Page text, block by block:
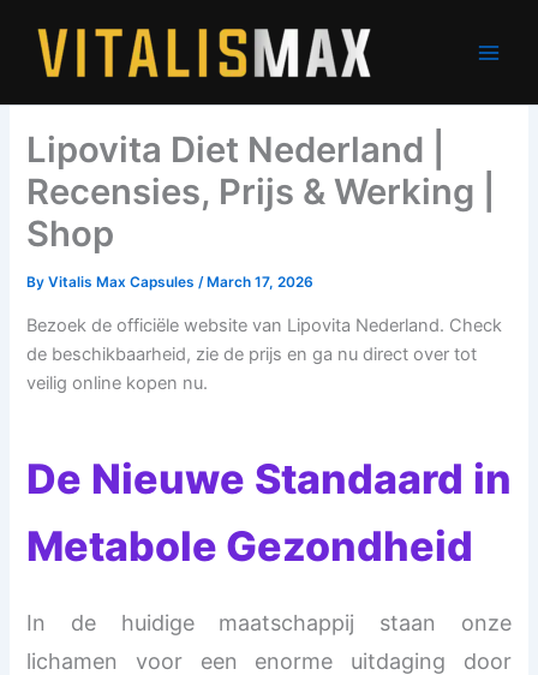
content
Lipovita Diet Nederland |
Recensies, Prijs & Werking |
Shop
ByVitalis Max Capsules/ March 17, 2026
Bezoek de officiële website van Lipovita Nederland. Check
de beschikbaarheid, zie de prijs en ga nu direct over tot
veilig online kopen nu.
De Nieuwe Standaard in
Metabole Gezondheid
In de huidige maatschappij staan onze
lichamen voor een enorme uitdaging door